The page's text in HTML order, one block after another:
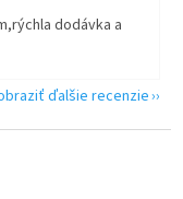
dodávka a
ďalšie recenzie